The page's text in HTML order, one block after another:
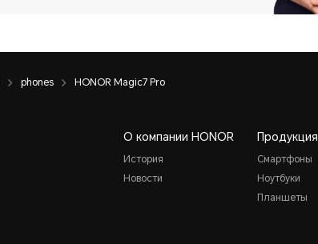
phones HONOR Magic7 Pro
О компании HONOR
История
Новости
Продукция
Смартфоны
Ноутбуки
Планшеты